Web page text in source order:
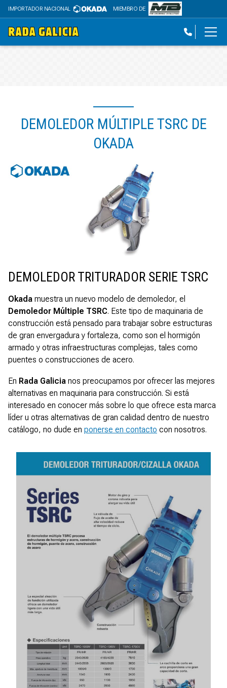
IMPORTADOR NACIONAL MIEMBRO DE
DEMOLEDOR MÚLTIPLE TSRC DE
OKADA
DEMOLEDOR TRITURADOR SERIE TSRC
Okada muestra un nuevo modelo de demoledor, el
Demoledor Múltiple TSRC. Este tipo de maquinaria de
construcción está pensado para trabajar sobre estructuras
de gran envergadura y fortaleza, como son el hormigón
armado y otras infraestructuras complejas, tales como
puentes o construcciones de acero.
En Rada Galicia nos preocupamos por ofrecer las mejores
alternativas en maquinaria para construcción. Si está
interesado en conocer más sobre lo que ofrece esta marca
líder u otras alternativas de gran calidad dentro de nuestro
catálogo, no dude en ponerse en contacto con nosotros.